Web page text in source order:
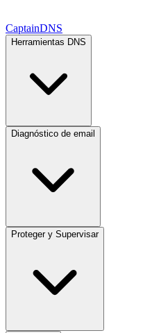
CaptainDNS
Herramientas DNS
Diagnóstico de email
Proteger y Supervisar